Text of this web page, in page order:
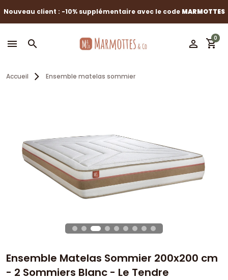
Nouveau client : -10% supplémentaire avec le code MARMOTTES
search
menu perm_identity shopping_cart
0
Accueil Ensemble matelas sommier
Ensemble Matelas Sommier 200x200 cm
- 2 Sommiers Blanc - Le Tendre